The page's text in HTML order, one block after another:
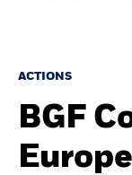
Education
Intermédiaires
ACTIONS
BGF